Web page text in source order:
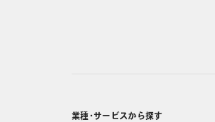
業種・サービスから探す